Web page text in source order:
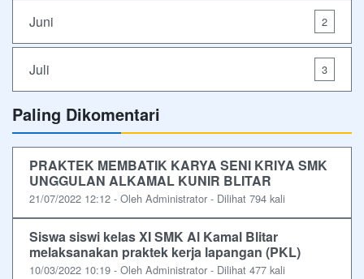
Juni 2
Juli 3
Paling Dikomentari
PRAKTEK MEMBATIK KARYA SENI KRIYA SMK
UNGGULAN ALKAMAL KUNIR BLITAR
21/07/2022 12:12 - Oleh Administrator - Dilihat 794 kali
Siswa siswi kelas XI SMK Al Kamal Blitar
melaksanakan praktek kerja lapangan (PKL)
10/03/2022 10:19 - Oleh Administrator - Dilihat 477 kali